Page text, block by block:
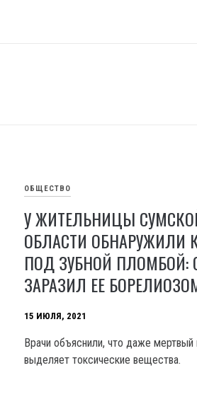
ОБЩЕСТВО
У ЖИТЕЛЬНИЦЫ
ОБЛАСТИ ОБНАРУЖИЛИ
ПОД ЗУБНОЙ ПЛОМБОЙ:
ЗАРАЗИЛ ЕЕ
15 ИЮЛЯ, 2021
Врачи объяснили, что даже
выделяет токсические вещества.